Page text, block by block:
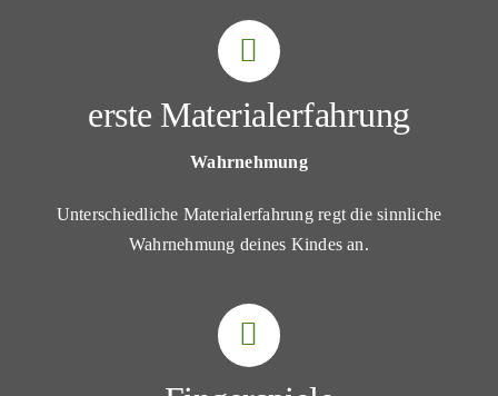
erste Materialerfahrung
Wahrnehmung
Unterschiedliche Materialerfahrung regt die sinnliche
Wahrnehmung deines Kindes an.